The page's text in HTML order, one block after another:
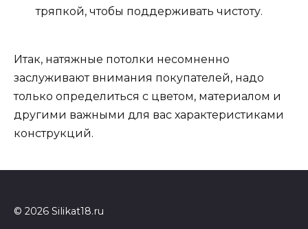
тряпкой, чтобы поддерживать чистоту.
Итак, натяжные потолки несомненно
заслуживают внимания покупателей, надо
только определиться с цветом, материалом и
другими важными для вас характеристиками
конструкций.
© 2026 Silikat18.ru